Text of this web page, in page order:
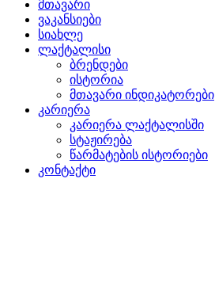
მთავარი
ვაკანსიები
სიახლე
ლაქტალისი
ბრენდები
ისტორია
მთავარი ინდიკატორები
კარიერა
კარიერა ლაქტალისში
სტაჟირება
წარმატების ისტორიები
კონტაქტი